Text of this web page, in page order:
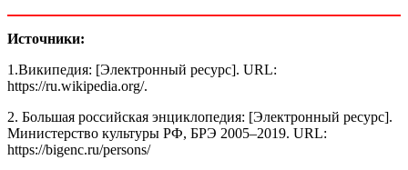
Источники:
1.Википедия: [Электронный ресурс]. URL:
https://ru.wikipedia.org/.
2. Большая российская энциклопедия: [Электронный ресурс].
Министерство культуры РФ, БРЭ 2005–2019. URL:
https://bigenc.ru/persons/